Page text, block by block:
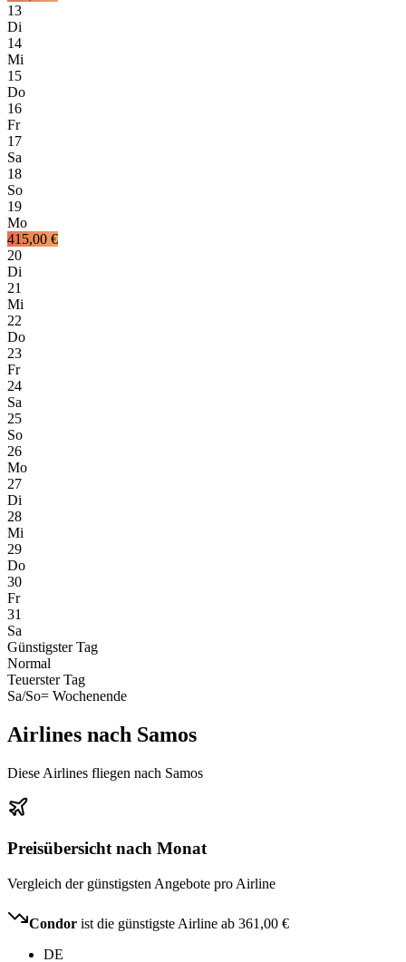
13
Di
14
Mi
15
Do
16
Fr
17
Sa
18
So
19
Mo
415,00 €
20
Di
21
Mi
22
Do
23
Fr
24
Sa
25
So
26
Mo
27
Di
28
Mi
29
Do
30
Fr
31
Sa
Günstigster Tag
Normal
Teuerster Tag
Sa/So= Wochenende
Airlines nach Samos
Diese Airlines fliegen nach Samos
Preisübersicht nach Monat
Vergleich der günstigsten Angebote pro Airline
Condor ist die günstigste Airline ab 361,00 €
DE